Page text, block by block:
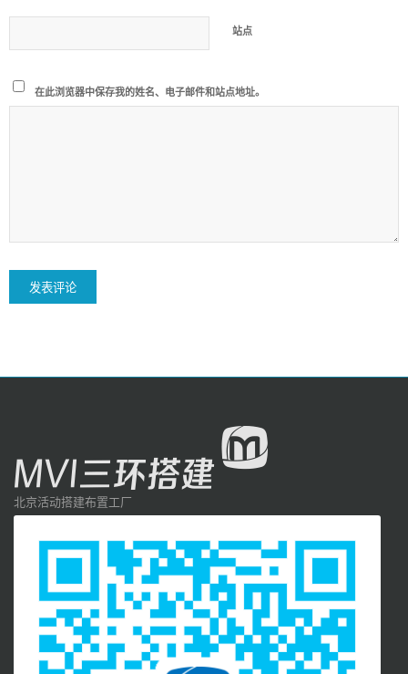
站点
在此浏览器中保存我的姓名、电子邮件和站点地址。
北京活动搭建布置工厂